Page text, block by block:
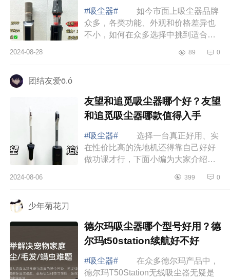
#吸尘器#
如今市面上吸尘器品牌
众多，各类功能、外观和价格差异也
不小，如何在众多选择中挑到适合自
家介绍下德尔玛T30station吸尘器怎
2024-08-28 89 0
团结友爱ō.ó
友望和追觅吸尘器哪个好？友望
和追觅吸尘器哪款值得入手
#吸尘器#
选择一台真正好用、实
在性价比高的洗地机还得靠自己好好
做功课才行，下面小编为大家介绍下
觅吸尘器哪款值得入手 友望和追
2024-08-06 399 0
少年菊花刀
德尔玛吸尘器哪个型号好用？德
尔玛t50station续航好不好
#吸尘器#
在众多德尔玛产品中，
德尔玛T50Station无线吸尘器无疑是